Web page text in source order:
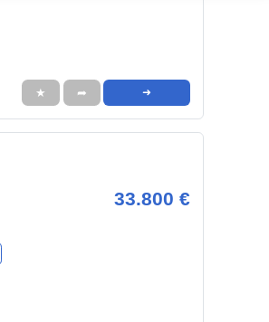
★ ➦ ➜
33.800 €